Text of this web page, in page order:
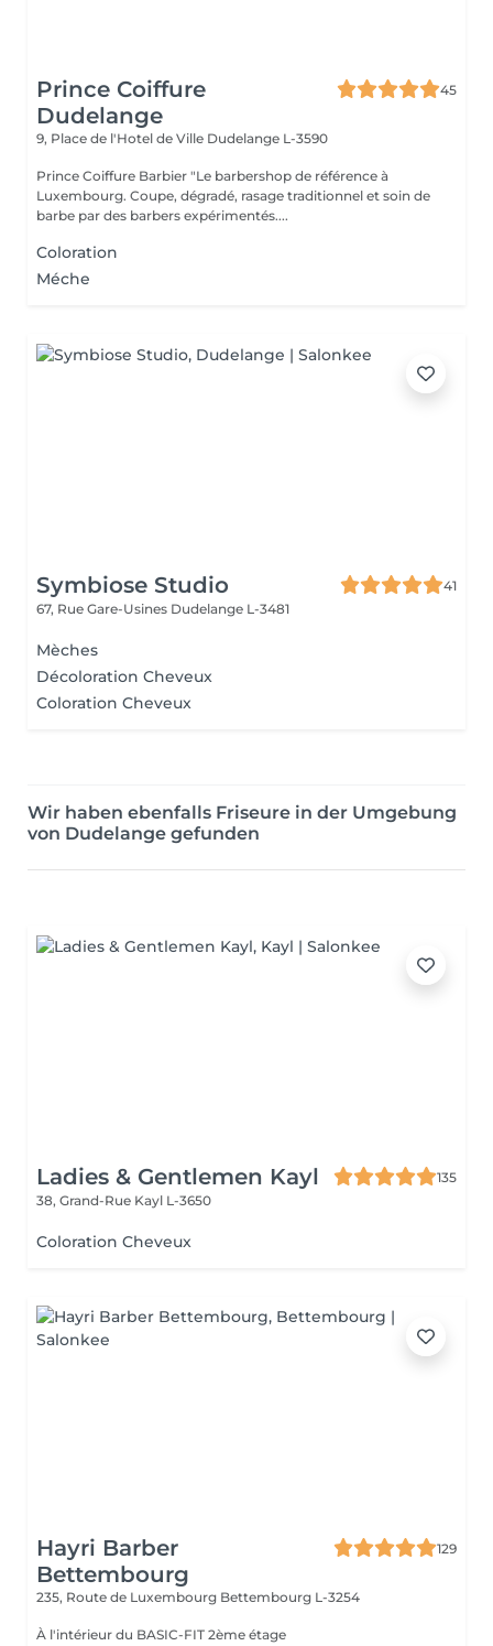
Prince Coiffure
Dudelange
45
9, Place de l'Hotel de Ville Dudelange L-3590
Prince Coiffure Barbier "Le barbershop de référence à
Luxembourg. Coupe, dégradé, rasage traditionnel et soin de
barbe par des barbers expérimentés....
Coloration
Méche
Symbiose Studio
41
67, Rue Gare-Usines Dudelange L-3481
Mèches
Décoloration Cheveux
Coloration Cheveux
Wir haben ebenfalls Friseure in der Umgebung
von Dudelange gefunden
Ladies & Gentlemen Kayl
135
38, Grand-Rue Kayl L-3650
Coloration Cheveux
Hayri Barber
Bettembourg
129
235, Route de Luxembourg Bettembourg L-3254
À l'intérieur du BASIC-FIT 2ème étage